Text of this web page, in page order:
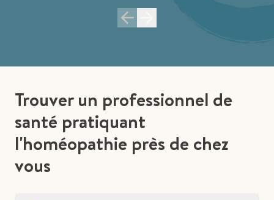
Trouver un professionnel de
santé pratiquant
l'homéopathie près de chez
vous